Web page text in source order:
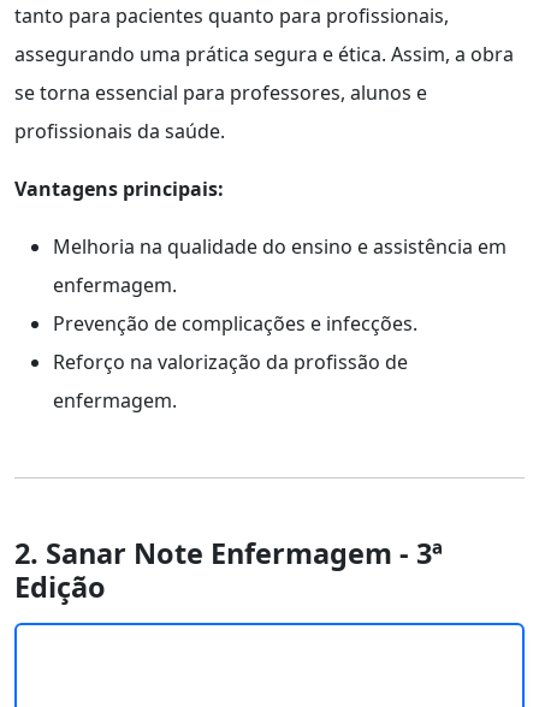
tanto para pacientes quanto para profissionais,
assegurando uma prática segura e ética. Assim, a obra
se torna essencial para professores, alunos e
profissionais da saúde.
Vantagens principais:
Melhoria na qualidade do ensino e assistência em
enfermagem.
Prevenção de complicações e infecções.
Reforço na valorização da profissão de
enfermagem.
2. Sanar Note Enfermagem - 3ª
Edição